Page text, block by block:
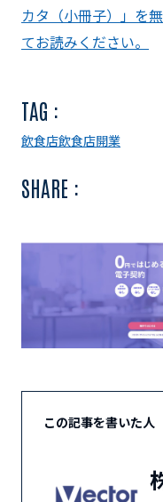
カタ（小冊子）」を
てお読みください。
TAG :
飲食店飲食店開業
SHARE :
この記事を書いた人